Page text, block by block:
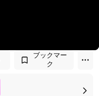
ブックマー
ク